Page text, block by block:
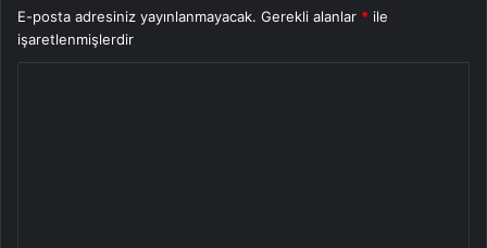
E-posta adresiniz yayınlanmayacak. Gerekli alanlar * ile
işaretlenmişlerdir